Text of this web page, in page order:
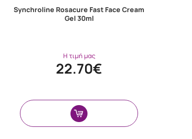
Synchroline Rosacure Fast Face Cream
Gel 30ml
Η τιμή μας
22.70€